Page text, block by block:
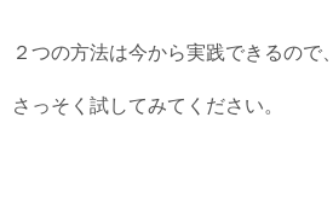
２つの方法は今から実践できるので、
さっそく試してみてください。